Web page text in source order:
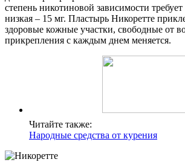
степень никотиновой зависимости
низкая – 15 мг. Пластырь Никоретте
здоровые кожные участки, свободные от
прикрепления с каждым днем меняется.
Читайте также:
Народные средства от курения